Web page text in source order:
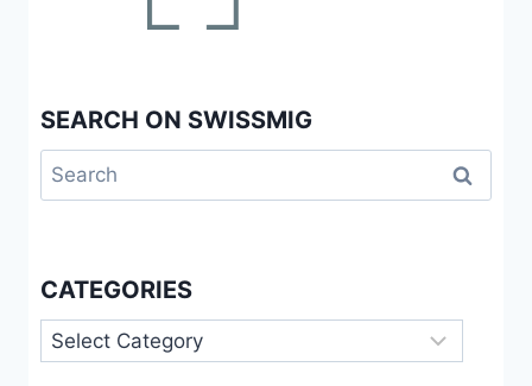
SEARCH ON SWISSMIG
Search
for:
CATEGORIES
Categories